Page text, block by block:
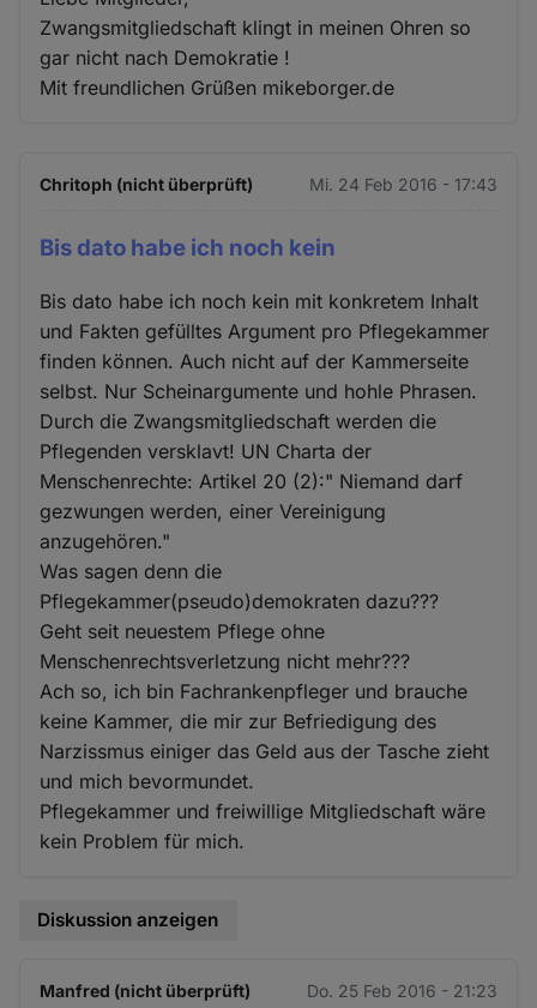
Zwangsmitgliedschaft klingt in meinen Ohren so
gar nicht nach Demokratie !
Mit freundlichen Grüßen mikeborger.de
Chritoph (nicht überprüft) Mi. 24 Feb 2016 - 17:43
Bis dato habe ich noch kein
Bis dato habe ich noch kein mit konkretem Inhalt
und Fakten gefülltes Argument pro Pflegekammer
finden können. Auch nicht auf der Kammerseite
selbst. Nur Scheinargumente und hohle Phrasen.
Durch die Zwangsmitgliedschaft werden die
Pflegenden versklavt! UN Charta der
Menschenrechte: Artikel 20 (2):" Niemand darf
gezwungen werden, einer Vereinigung
anzugehören."
Was sagen denn die
Pflegekammer(pseudo)demokraten dazu???
Geht seit neuestem Pflege ohne
Menschenrechtsverletzung nicht mehr???
Ach so, ich bin Fachrankenpfleger und brauche
keine Kammer, die mir zur Befriedigung des
Narzissmus einiger das Geld aus der Tasche zieht
und mich bevormundet.
Pflegekammer und freiwillige Mitgliedschaft wäre
kein Problem für mich.
Diskussion anzeigen
Manfred (nicht überprüft) Do. 25 Feb 2016 - 21:23